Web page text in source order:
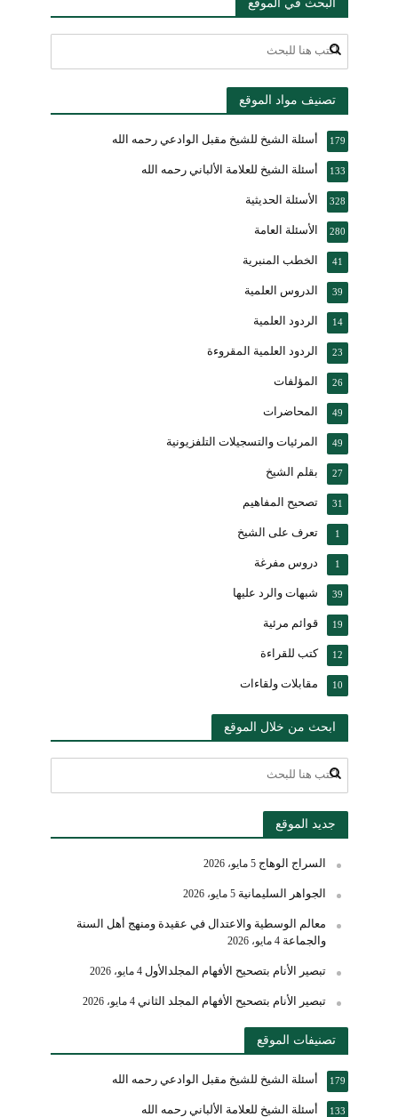
تصنيف مواد الموقع
أسئلة الشيخ للشيخ مقبل الوادعي رحمه الله 179
أسئلة الشيخ للعلامة الألباني رحمه الله 133
الأسئلة الحديثية 328
الأسئلة العامة 280
الخطب المنبرية 41
الدروس العلمية 39
الردود العلمية 14
الردود العلمية المقروءة 23
المؤلفات 26
المحاضرات 49
المرئيات والتسجيلات التلفزيونية 49
بقلم الشيخ 27
تصحيح المفاهيم 31
تعرف على الشيخ 1
دروس مفرغة 1
شبهات والرد عليها 39
قوائم مرئية 19
كتب للقراءة 12
مقابلات ولقاءات 10
ابحث من خلال الموقع
جديد الموقع
السراج الوهاج 5 مايو، 2026
الجواهر السليمانية 5 مايو، 2026
معالم الوسطية والاعتدال في عقيدة ومنهج أهل السنة
والجماعة 4 مايو، 2026
تبصير الأنام بتصحيح الأفهام المجلدالأول 4 مايو، 2026
تبصير الأنام بتصحيح الأفهام المجلد الثاني 4 مايو، 2026
تصنيفات الموقع
أسئلة الشيخ للشيخ مقبل الوادعي رحمه الله 179
أسئلة الشيخ للعلامة الألباني رحمه الله 133